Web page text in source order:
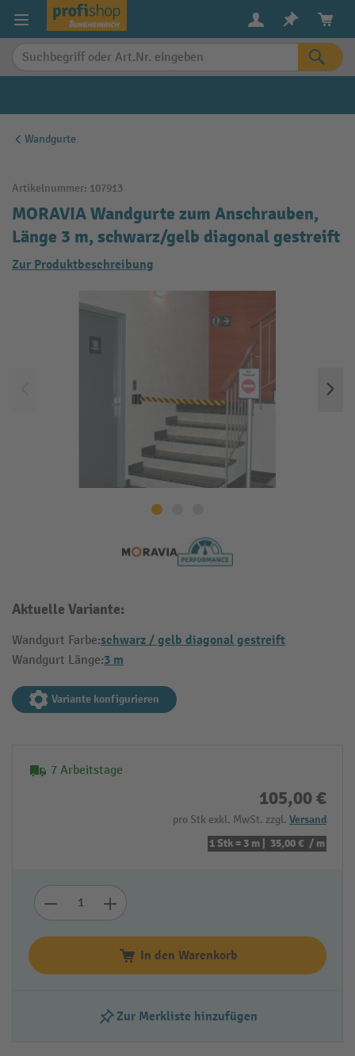
springen
Wandgurte
Artikelnummer: 107913
MORAVIA Wandgurte zum Anschrauben,
Länge 3 m, schwarz/gelb diagonal gestreift
Zur Produktbeschreibung
Aktuelle Variante:
Wandgurt Farbe:schwarz / gelb diagonal gestreift
Wandgurt Länge:3 m
Variante konfigurieren
7 Arbeitstage
105,00 €
pro Stk exkl. MwSt. zzgl. Versand
1 Stk = 3 m | 35,00 € / m
In den Warenkorb
Zur Merkliste hinzufügen